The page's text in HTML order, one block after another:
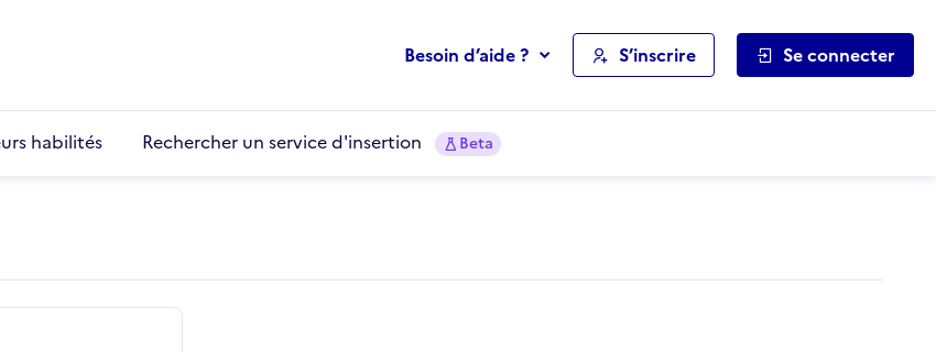
Besoin d’aide ? S’inscrire Se connecter
habilités Rechercher un service d'insertion Beta